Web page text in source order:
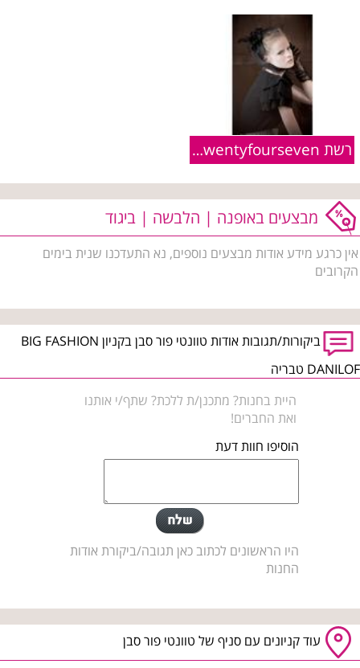
רשת Twentyfourseven :: פריטים מקולקציית חורף 2010/11
מבצעים באופנה | הלבשה | ביגוד
אין כרגע מידע אודות מבצעים נוספים, נא התעדכנו שנית בימים
הקרובים
ביקורות/תגובות אודות טוונטי פור סבן בקניון BIG FASHION
DANILOF טבריה
היית בחנות? מתכנן/ת ללכת? שתף/י אותנו
ואת החברים!
הוסיפו חוות דעת
היו הראשונים לכתוב כאן תגובה/ביקורת אודות
החנות
עוד קניונים עם סניף של טוונטי פור סבן